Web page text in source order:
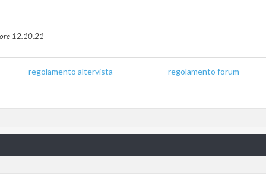
12.10.21
regolamento altervista regolamento forum